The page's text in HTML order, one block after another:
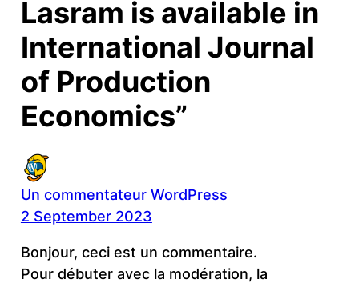
Lasram is available in
International Journal
of Production
Economics”
Un commentateur WordPress
2 September 2023
Bonjour, ceci est un commentaire.
Pour débuter avec la modération, la